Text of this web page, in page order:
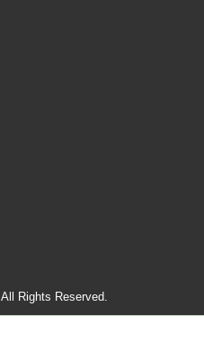
All Rights Reserved.